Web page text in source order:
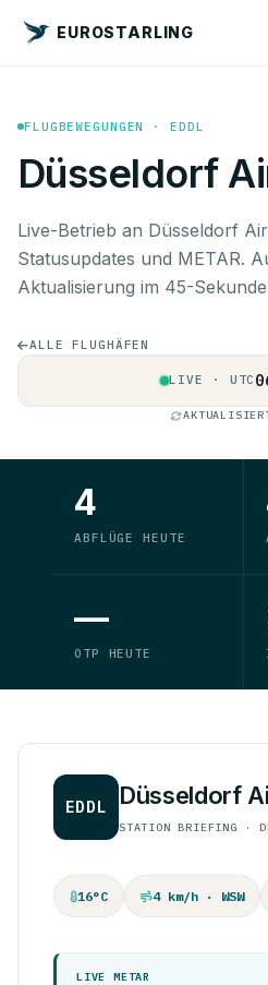
EUROSTARLING
FLUGBEWEGUNGEN · EDDL
Düsseldorf
Live-Betrieb an Düsseldorf
Statusupdates und METAR.
Aktualisierung im 45-
ALLE FLUGHÄFEN
LIVE · UTC
4
ABFLÜGE HEUTE
—
OTP HEUTE
EDDL Düsseldorf
STATION BRIEFING ·
16°C 4 km/h · WSW
LIVE METAR